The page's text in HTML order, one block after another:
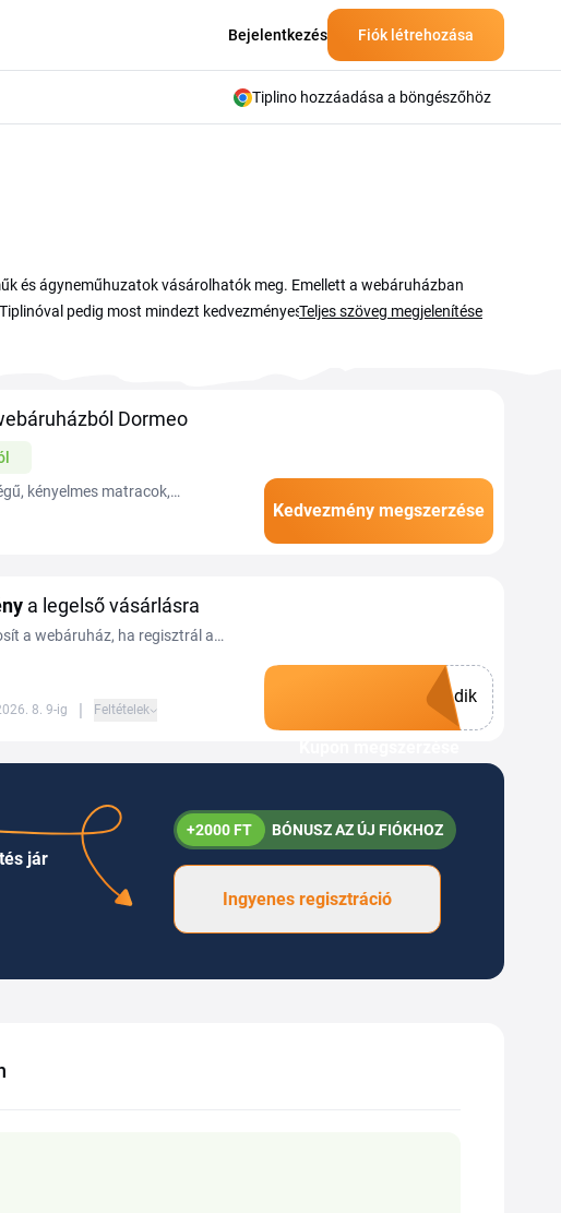
Bejelentkezés Fiók létrehozása
Tiplino hozzáadása a böngészőhöz
és ágyneműhuzatok vásárolhatók meg. Emellett a webáruházban
pedig most mindezt kedvezményesen vásárolhatja meg!
Teljes szöveg megjelenítése
Dormeo
kényelmes matracok,
Kedvezmény megszerzése
a legelső vásárlásra
a webáruház, ha regisztrál a
8. 9-ig | Feltételek
dik
jár
+2000 FT BÓNUSZ AZ ÚJ FIÓKHOZ
Ingyenes regisztráció